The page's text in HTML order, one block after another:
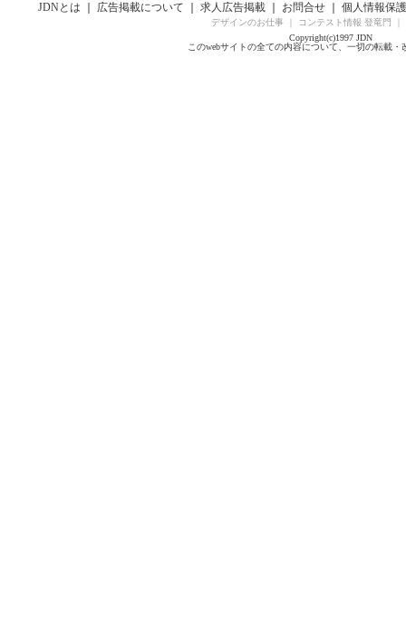
JDNとは 広告掲載について 求人広告掲載｜ お問合せ｜ 個人情報保
デザインのお仕事｜ コンテスト情報 登竜門
Copyright(c)1997 JDN
このwebサイトの全ての内容について、一切の転載・